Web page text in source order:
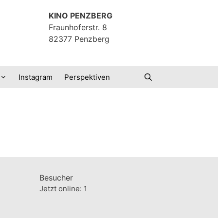
KINO PENZBERG
Fraunhoferstr. 8
82377 Penzberg
Instagram Perspektiven
Besucher
Jetzt online: 1